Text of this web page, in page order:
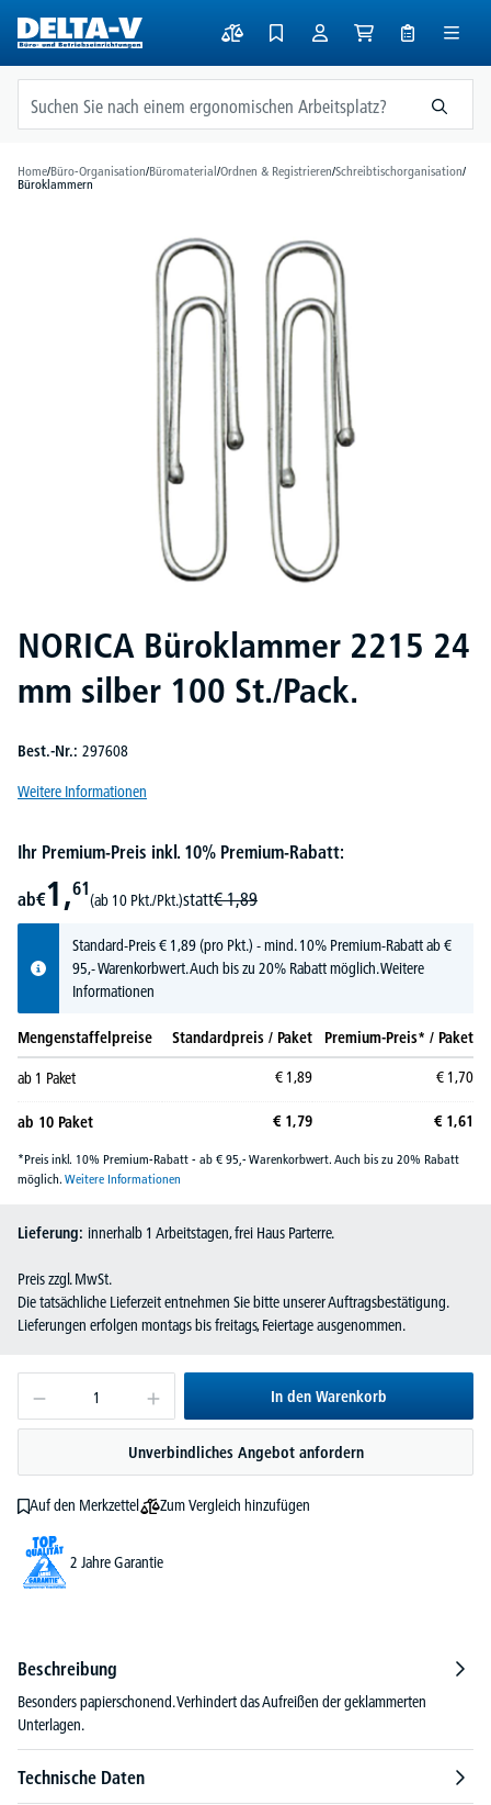
springen
Home/Büro-Organisation/Büromaterial/Ordnen & Registrieren/Schreibtischorganisation/
Büroklammern
NORICA Büroklammer 2215 24
mm silber 100 St./Pack.
Best.-Nr.: 297608
Weitere Informationen
Ihr Premium-Preis inkl. 10% Premium-Rabatt:
ab€1,61
(ab 10 Pkt./Pkt.)statt€ 1,89
Standard-Preis€ 1,89(pro Pkt.) - mind. 10% Premium-Rabatt ab €
95,- Warenkorbwert. Auch bis zu 20% Rabatt möglich.Weitere
Informationen
Mengenstaffelpreise Standardpreis / Paket Premium-Preis* / Paket
ab 1 Paket € 1,89 € 1,70
ab 10 Paket € 1,79 € 1,61
*Preis inkl. 10% Premium-Rabatt - ab € 95,- Warenkorbwert. Auch bis zu 20% Rabatt
möglich. Weitere Informationen
Lieferung: innerhalb 1 Arbeitstagen, frei Haus Parterre.
Preis zzgl. MwSt.
Die tatsächliche Lieferzeit entnehmen Sie bitte unserer Auftragsbestätigung.
Lieferungen erfolgen montags bis freitags, Feiertage ausgenommen.
In den Warenkorb
Unverbindliches Angebot anfordern
Auf den Merkzettel Zum Vergleich hinzufügen
2 Jahre Garantie
Beschreibung
Besonders papierschonend. Verhindert das Aufreißen der geklammerten
Unterlagen.
Technische Daten